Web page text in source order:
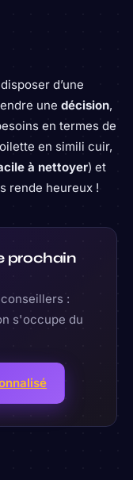
d’une
une décision,
en termes de
en simili cuir,
à nettoyer) et
rende heureux !
prochain
:
s'occupe du